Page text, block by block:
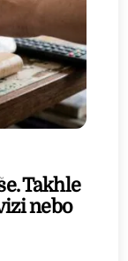
Takhle
nebo